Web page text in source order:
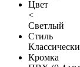
Цвет
<
Светлый
Стиль
Кромка